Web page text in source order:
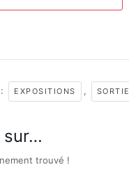
EXPOSITIONS , SORTIE
sur…
trouvé !